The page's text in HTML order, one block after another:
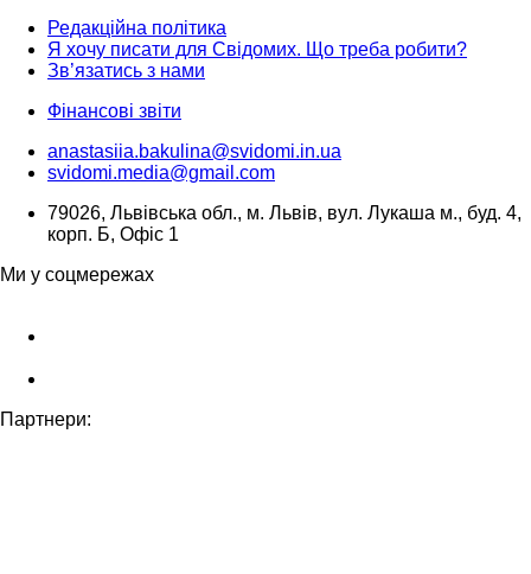
Редакційна політика
Я хочу писати для Свідомих. Що треба робити?
Зв’язатись з нами
Фінансові звіти
anastasiia.bakulina@svidomi.in.ua
svidomi.media@gmail.com
79026, Львівська обл., м. Львів, вул. Лукаша м., буд. 4,
корп. Б, Офіс 1
Ми у соцмережах
Партнери: